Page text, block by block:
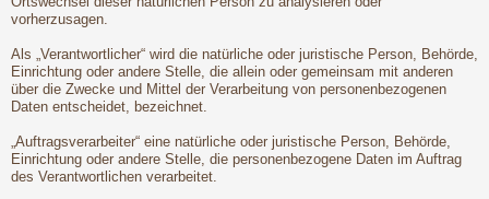
vorherzusagen.
Als „Verantwortlicher“ wird die natürliche oder juristische Person, Behörde,
Einrichtung oder andere Stelle, die allein oder gemeinsam mit anderen
über die Zwecke und Mittel der Verarbeitung von personenbezogenen
Daten entscheidet, bezeichnet.
„Auftragsverarbeiter“ eine natürliche oder juristische Person, Behörde,
Einrichtung oder andere Stelle, die personenbezogene Daten im Auftrag
des Verantwortlichen verarbeitet.